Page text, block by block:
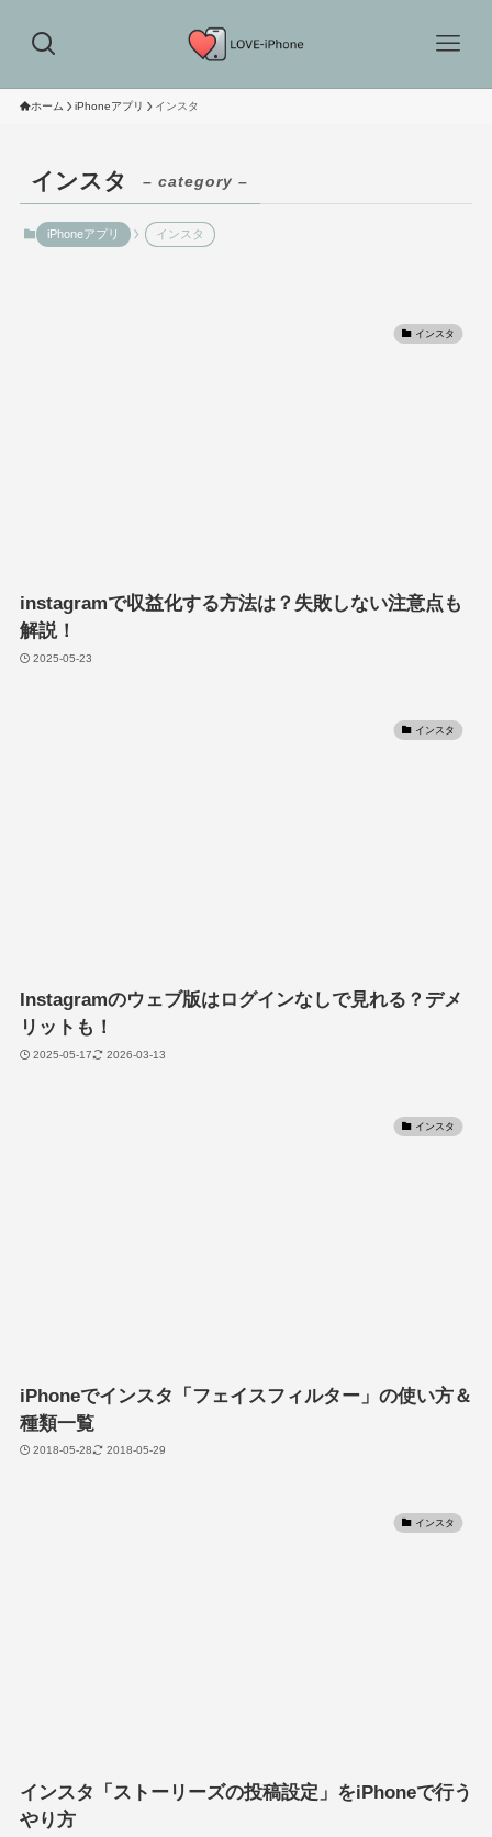
ホーム iPhoneアプリ インスタ
インスタ – category –
iPhoneアプリ インスタ
インスタ
instagramで収益化する方法は？失敗しない注意点も
解説！
2025-05-23
インスタ
Instagramのウェブ版はログインなしで見れる？デメ
リットも！
2025-05-17 2026-03-13
インスタ
iPhoneでインスタ「フェイスフィルター」の使い方＆
種類一覧
2018-05-28 2018-05-29
インスタ
インスタ「ストーリーズの投稿設定」をiPhoneで行う
やり方